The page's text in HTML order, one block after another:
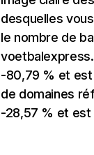
desquelles
le nombre de
-80,79 % et est
de domaines
-28,57 % et est